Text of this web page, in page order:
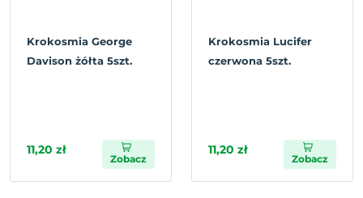
Krokosmia George
Davison żółta 5szt.
11,20 zł
Zobacz
Krokosmia Lucifer
czerwona 5szt.
11,20 zł
Zobacz